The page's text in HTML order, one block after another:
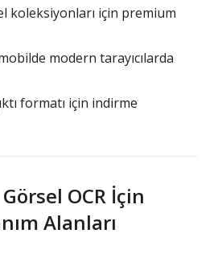
koleksiyonları için premium
modern tarayıcılarda
formatı için indirme
OCR İçin
Alanları